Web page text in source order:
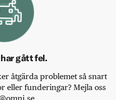
gått fel.
åtgärda problemet så snart
eller funderingar? Mejla oss